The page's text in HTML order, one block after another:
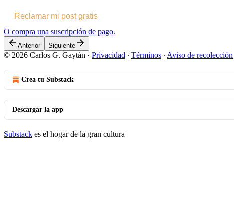
Reclamar mi post gratis
O compra una suscripción de pago.
Anterior Siguiente
© 2026 Carlos G. Gaytán · Privacidad ∙ Términos ∙ Aviso de recolección
Crea tu Substack
Descargar la app
Substack es el hogar de la gran cultura